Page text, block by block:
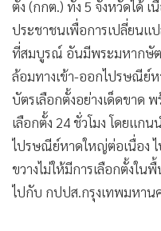
• Management & HR
• MGR Live
•
Infographic
•
การเมือง
• ท่องเที่ยว
• กีฬา
• ต่างประเทศ
• Special Scoop
ประชาชนเพื่อการเปลี่ยนแป
ที่สมบูรณ์ อันมีพระมหากษั
ล้อมทางเข้า-ออกไปรษณีย์ห
บัตรเลือกตั้งอย่างเด็ดขาด
เลือกตั้ง 24 ชั่วโมง โดยแ
ไปรษณีย์หาดใหญ่ต่อเนื่อง
ขวางไม่ให้มีการเลือกตั้งใน
ไปกับ กปปส.กรุงเทพมหาน